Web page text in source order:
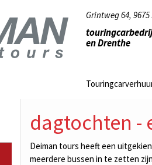
Grintweg 64,
en Drenthe
dagtochten -
Deiman tours heeft een
meerdere bussen in te zetten